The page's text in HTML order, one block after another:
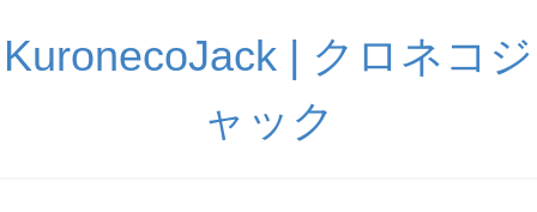
KuronecoJack | クロネコジ
ャック